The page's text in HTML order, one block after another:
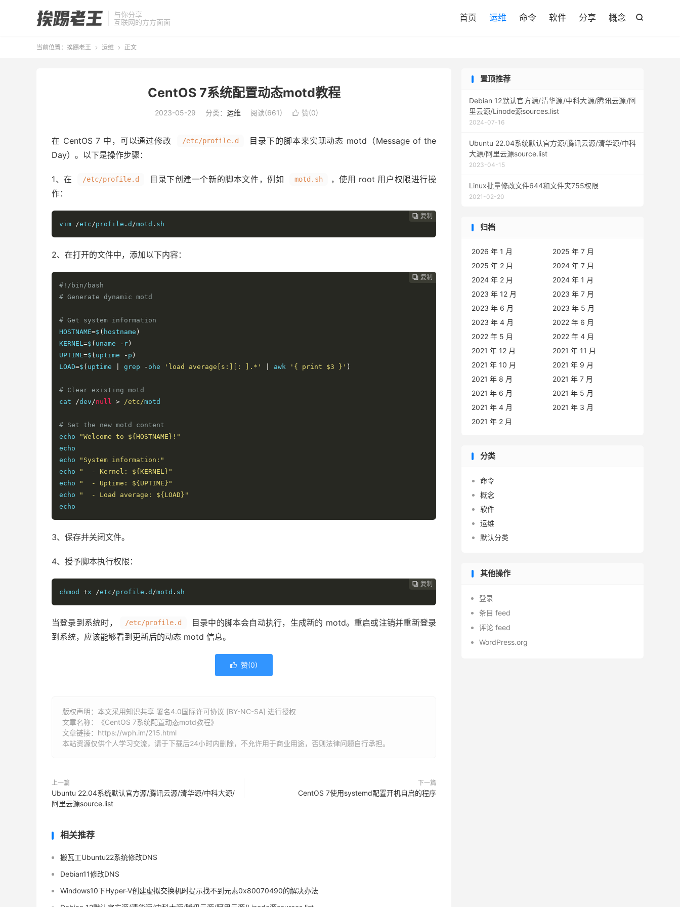
与你分享
互联网的方方面面

首页 运维 命令 软件 分享 概念
当前位置： 挨踢老王  运维  正文
CentOS 7系统配置动态motd教程
2023-05-29 分类： 运维 阅读(661)  赞(0)
在 CentOS 7 中，可以通过修改 /etc/profile.d
目录下的脚本来实现动态 motd（Message of the
Day）。以下是操作步骤：
1、在 /etc/profile.d 目录下创建一个新的脚本文件，例如 motd.sh
，使用 root 用户权限进行操
作：
 复制
 复制
 复制
 复制
 复制
vim /etc/profile . d /motd . sh
2、在打开的文件中，添加以下内容：
 复制
 复制
 复制
 复制
#!/bin/bash
# Generate dynamic motd
# Get system information
HOSTNAME=$ ( hostname )
KERNEL=$ ( uname - r )
UPTIME=$ ( uptime - p )
LOAD=$ ( uptime grep - ohe 'load average[s:][: ].*' awk '{ print $3 }' )
# Clear existing motd
cat /dev/null > /etc/motd
# Set the new motd content
echo
"Welcome to ${HOSTNAME}!"
echo
echo
"System information:"
echo
"  - Kernel: ${KERNEL}"
echo
"  - Uptime: ${UPTIME}"
echo
"  - Load average: ${LOAD}"
echo
3、保存并关闭文件。
4、授予脚本执行权限：
 复制
 复制
 复制
chmod +x /etc/profile . d /motd . sh
当登录到系统时， /etc/profile.d
目录中的脚本会自动执行，生成新的 motd。重启或注销并重新登录
到系统，应该能够看到更新后的动态 motd 信息。
 赞(0)
版权声明：本文采用知识共享 署名4.0国际许可协议 [BY-NC-SA] 进行授权
文章名称：《CentOS 7系统配置动态motd教程》
文章链接： https://wph.im/215.html
本站资源仅供个人学习交流，请于下载后24小时内删除，不允许用于商业用途，否则法律问题自行承担。
上一篇
Ubuntu 22.04系统默认官方源/腾讯云源/清华源/中科大源/
阿里云源source.list
下一篇
CentOS 7使用systemd配置开机自启的程序
相关推荐
搬瓦工Ubuntu22系统修改DNS
Debian11修改DNS
Windows10下Hyper-V创建虚拟交换机时提示找不到元素0x80070490的解决办法
置顶推荐
Debian 12默认官方源/清华源/中科大源/腾讯云源/阿
里云源/Linode源sources.list
2024-07-16
Ubuntu 22.04系统默认官方源/腾讯云源/清华源/中科
大源/阿里云源source.list
2023-04-15
Linux批量修改文件644和文件夹755权限
2021-02-20
归档
2026 年 1 月
2025 年 7 月
2025 年 2 月
2024 年 7 月
2024 年 2 月
2024 年 1 月
2023 年 12 月
2023 年 7 月
2023 年 6 月
2023 年 5 月
2023 年 4 月
2022 年 6 月
2022 年 5 月
2022 年 4 月
2021 年 12 月
2021 年 11 月
2021 年 10 月
2021 年 9 月
2021 年 8 月
2021 年 7 月
2021 年 6 月
2021 年 5 月
2021 年 4 月
2021 年 3 月
2021 年 2 月
分类
命令
概念
软件
运维
默认分类
其他操作
登录
条目 feed
评论 feed
WordPress.org